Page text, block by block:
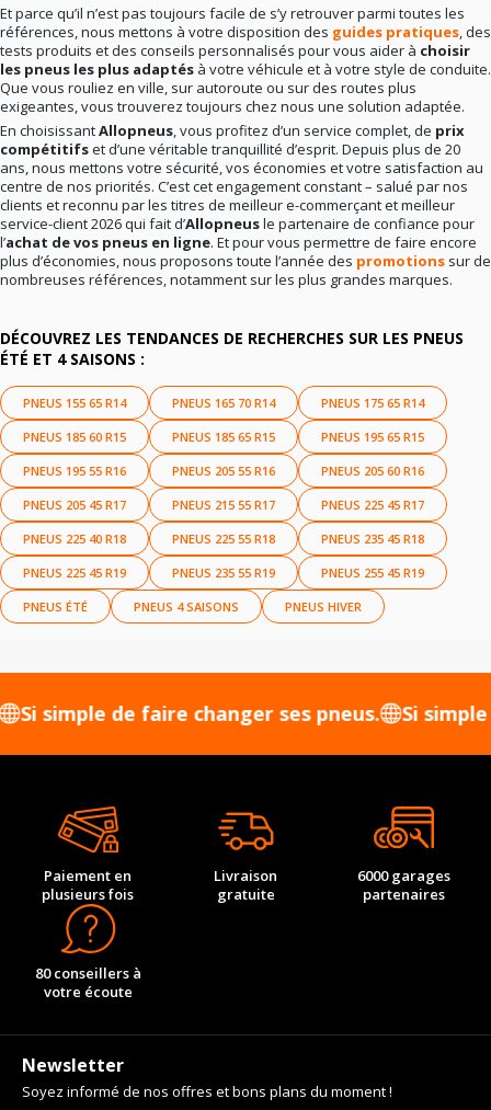
Et parce qu’il n’est pas toujours facile de s’y retrouver parmi toutes les
références, nous mettons à votre disposition des guides pratiques, des
tests produits et des conseils personnalisés pour vous aider à choisir
les pneus les plus adaptés à votre véhicule et à votre style de conduite.
Que vous rouliez en ville, sur autoroute ou sur des routes plus
exigeantes, vous trouverez toujours chez nous une solution adaptée.
En choisissantAllopneus, vous profitez d’un service complet, de prix
compétitifset d’une véritable tranquillité d’esprit. Depuis plus de 20
ans, nous mettons votre sécurité, vos économies et votre satisfaction au
centre de nos priorités. C’est cet engagement constant – salué par nos
clients et reconnu par les titres de meilleur e-commerçant et meilleur
service-client 2026 qui fait d’Allopneusle partenaire de confiance pour
l’achat de vos pneus en ligne. Et pour vous permettre de faire encore
plus d’économies, nous proposons toute l’année des promotions sur de
nombreuses références, notamment sur les plus grandes marques.
DÉCOUVREZ LES TENDANCES DE RECHERCHES SUR LES PNEUS
ÉTÉ ET 4 SAISONS :
PNEUS 155 65 R14 PNEUS 165 70 R14 PNEUS 175 65 R14
PNEUS 185 60 R15 PNEUS 185 65 R15 PNEUS 195 65 R15
PNEUS 195 55 R16 PNEUS 205 55 R16 PNEUS 205 60 R16
PNEUS 205 45 R17 PNEUS 215 55 R17 PNEUS 225 45 R17
PNEUS 225 40 R18 PNEUS 225 55 R18 PNEUS 235 45 R18
PNEUS 225 45 R19 PNEUS 235 55 R19 PNEUS 255 45 R19
PNEUS ÉTÉ PNEUS 4 SAISONS PNEUS HIVER
de faire changer ses pneus. Si simple de
Paiement en
plusieurs fois
Livraison
gratuite
6000 garages
partenaires
80 conseillers à
votre écoute
Newsletter
Soyez informé de nos offres et bons plans du moment !